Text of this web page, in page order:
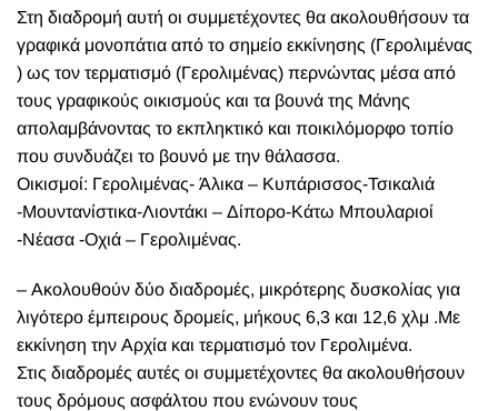
Στη διαδρομή αυτή οι συμμετέχοντες θα ακολουθήσουν τα
γραφικά μονοπάτια από το σημείο εκκίνησης (Γερολιμένας
) ως τον τερματισμό (Γερολιμένας) περνώντας μέσα από
τους γραφικούς οικισμούς και τα βουνά της Μάνης
απολαμβάνοντας το εκπληκτικό και ποικιλόμορφο τοπίο
που συνδυάζει το βουνό με την θάλασσα.
Οικισμοί: Γερολιμένας- Άλικα – Κυπάρισσος-Τσικαλιά
-Μουντανίστικα-Λιοντάκι – Δίπορο-Κάτω Μπουλαριοί
-Νέασα -Οχιά – Γερολιμένας.
– Ακολουθούν δύο διαδρομές, μικρότερης δυσκολίας για
λιγότερο έμπειρους δρομείς, μήκους 6,3 και 12,6 χλμ .Με
εκκίνηση την Αρχία και τερματισμό τον Γερολιμένα.
Στις διαδρομές αυτές οι συμμετέχοντες θα ακολουθήσουν
τους δρόμους ασφάλτου που ενώνουν τους